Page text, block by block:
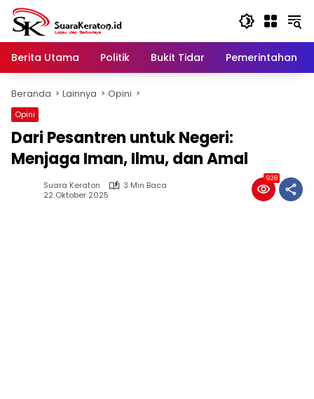
Langsung
konten
Berita Utama
Politik Bukit Tidar Pemerintahan
Beranda Lainnya Opini
Opini
Dari Pesantren untuk Negeri:
Menjaga Iman, Ilmu, dan Amal
Suara Keraton
3 Min Baca
22 Oktober 2025
928